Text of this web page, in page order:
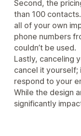
Second, the
than 100
all of your own
phone numbers
couldn’t be used.
Lastly, canceling
cancel it
respond to your
While the design
significantly